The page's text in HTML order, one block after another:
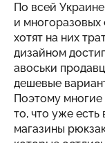
По всей
и многоразовых
хотят на них
дизайном
авоськи
дешевые
Поэтому многие
то, что уже есть
магазины